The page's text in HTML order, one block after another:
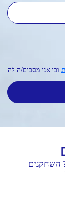
וכי אני מסכים/ה לה
השחקנים